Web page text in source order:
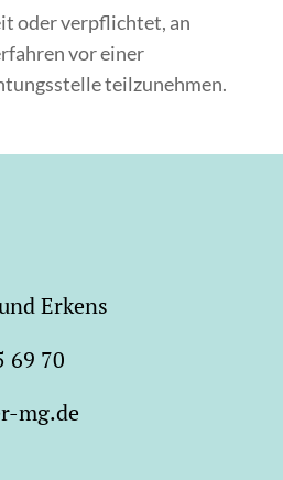
oder verpflichtet, an
vor einer
teilzunehmen.
Erkens
69 70
mg.de